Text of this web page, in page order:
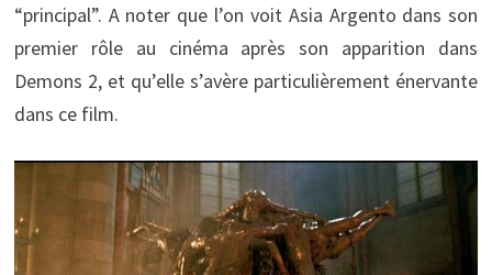
“principal”. A noter que l’on voit Asia Argento dans son
premier rôle au cinéma après son apparition dans
Demons 2, et qu’elle s’avère particulièrement énervante
dans ce film.